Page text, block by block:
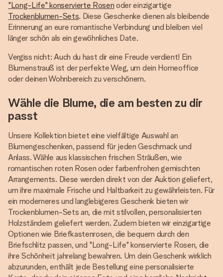
"Long-Life" konservierte Rosen oder einzigartige
Trockenblumen-Sets. Diese Geschenke dienen als bleibende
Erinnerung an eure romantische Verbindung und bleiben viel
länger schön als ein gewöhnliches Date.
Vergiss nicht: Auch du hast dir eine Freude verdient! Ein
Blumenstrauß ist der perfekte Weg, um dein Homeoffice
oder deinen Wohnbereich zu verschönern.
Wähle die Blume, die am besten zu dir
passt
Unsere Kollektion bietet eine vielfältige Auswahl an
Blumengeschenken, passend für jeden Geschmack und
Anlass. Wähle aus klassischen frischen Sträußen, wie
romantischen roten Rosen oder farbenfrohen gemischten
Arrangements. Diese werden direkt von der Auktion geliefert,
um ihre maximale Frische und Haltbarkeit zu gewährleisten. Für
ein moderneres und langlebigeres Geschenk bieten wir
Trockenblumen-Sets an, die mit stilvollen, personalisierten
Holzständern geliefert werden. Zudem bieten wir einzigartige
Optionen wie Briefkastenrosen, die bequem durch den
Briefschlitz passen, und "Long-Life" konservierte Rosen, die
ihre Schönheit jahrelang bewahren. Um dein Geschenk wirklich
abzurunden, enthält jede Bestellung eine personalisierte